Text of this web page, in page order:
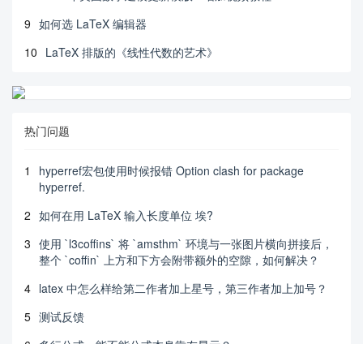
9 如何选 LaTeX 编辑器
10 LaTeX 排版的《线性代数的艺术》
热门问题
1
hyperref宏包使用时候报错 Option clash for package
hyperref.
2 如何在用 LaTeX 输入长度单位 埃?
3 使用 `l3coffins` 将 `amsthm` 环境与一张图片横向拼接后，
整个 `coffin` 上方和下方会附带额外的空隙，如何解决？
4 latex 中怎么样给第二作者加上星号，第三作者加上加号？
5 测试反馈